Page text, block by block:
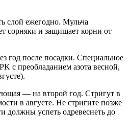
слой ежегодно. Мульча
сорняки и защищает корни от
год после посадки. Специальное
с преобладанием азота весной,
— на второй год. Стригут в
в августе. Не стригите позже
должны успеть одревеснеть до